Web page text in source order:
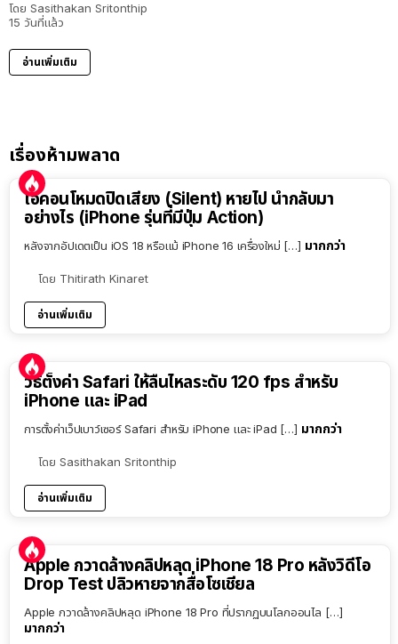
โดย Sasithakan Sritonthip
15 วันที่แล้ว
อ่านเพิ่มเติม
เรื่องห้ามพลาด
ไอคอนโหมดปิดเสียง (Silent) หายไป นำกลับมา
อย่างไร (iPhone รุ่นที่มีปุ่ม Action)
หลังจากอัปเดตเป็น iOS 18 หรือแม้ iPhone 16 เครื่องใหม่ […] มากกว่า
โดย Thitirath Kinaret
อ่านเพิ่มเติม
วิธีตั้งค่า Safari ให้ลื่นไหลระดับ 120 fps สำหรับ
iPhone และ iPad
การตั้งค่าเว็ปเบาว์เซอร์ Safari สำหรับ iPhone และ iPad […] มากกว่า
โดย Sasithakan Sritonthip
อ่านเพิ่มเติม
Apple กวาดล้างคลิปหลุด iPhone 18 Pro หลังวิดีโอ
Drop Test ปลิวหายจากสื่อโซเชียล
Apple กวาดล้างคลิปหลุด iPhone 18 Pro ที่ปรากฏบนโลกออนไล […]
มากกว่า